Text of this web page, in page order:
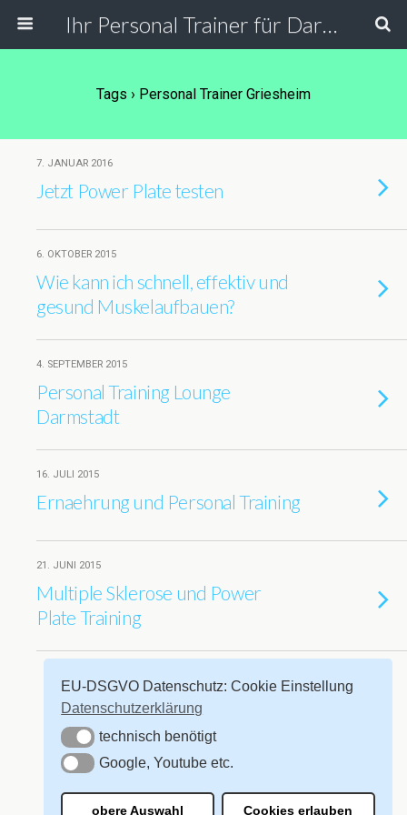
Ihr Personal Trainer für Darmstadt, Frankfurt und Umgebung. Personal Training in der PT Lounge, bei Ihnen zu Hause, in der Firma und Outdoor.
Tags › Personal Trainer Griesheim
7. JANUAR 2016
Jetzt Power Plate testen
6. OKTOBER 2015
Wie kann ich schnell, effektiv und
gesund Muskelaufbauen?
4. SEPTEMBER 2015
Personal Training Lounge
Darmstadt
16. JULI 2015
Ernaehrung und Personal Training
21. JUNI 2015
Multiple Sklerose und Power
Plate Training
Weitere Mit Diesem Tag Laden…
Zum Seitenanfang
Mobil Desktop
EU-DSGVO Datenschutz: Cookie Einstellung
Datenschutzerklärung
technisch benötigt
technisch benötigt
Google, Youtube etc.
Google, Youtube etc.
obere Auswahl Cookies erlauben